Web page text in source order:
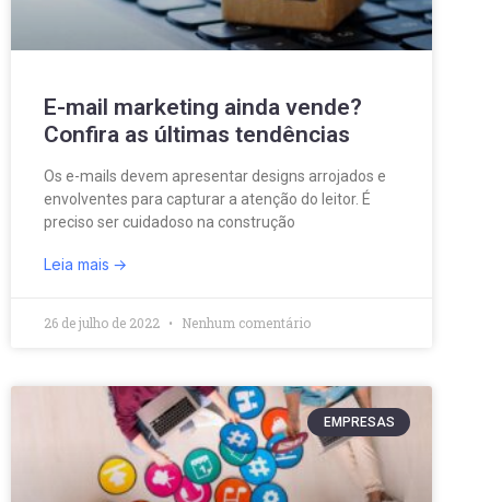
E-mail marketing ainda vende?
Confira as últimas tendências
Os e-mails devem apresentar designs arrojados e
envolventes para capturar a atenção do leitor. É
preciso ser cuidadoso na construção
Leia mais
26 de julho de 2022 Nenhum comentário
EMPRESAS